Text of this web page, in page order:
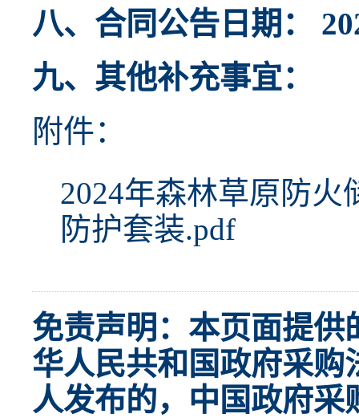
八、合同公告日期：
九、其他补充事宜：
附件：
2024年森林草原防火
防护套装.pdf
免责声明：本页面提供
华人民共和国政府采购
人发布的，中国政府